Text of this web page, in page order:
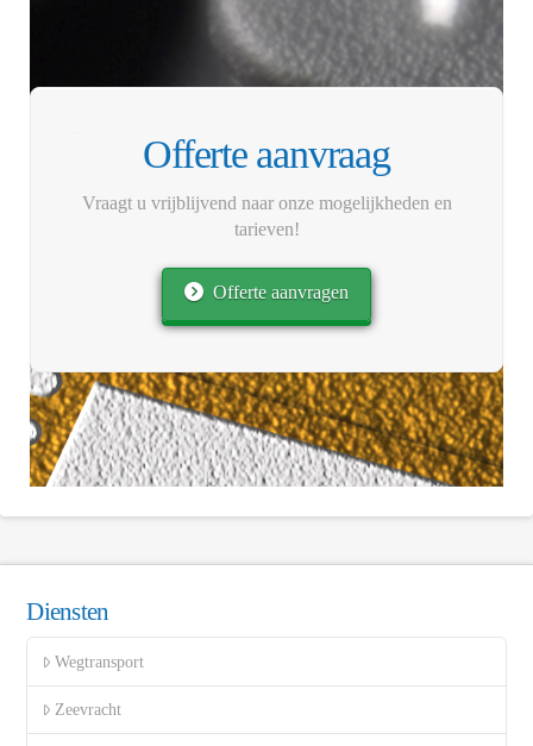
Offerte aanvraag
Vraagt u vrijblijvend naar onze mogelijkheden en
tarieven!
Offerte aanvragen
Diensten
Wegtransport
Zeevracht